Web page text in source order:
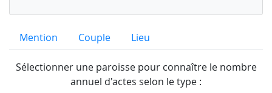
Mention Couple Lieu
Sélectionner une paroisse pour connaître le nombre
annuel d'actes selon le type :